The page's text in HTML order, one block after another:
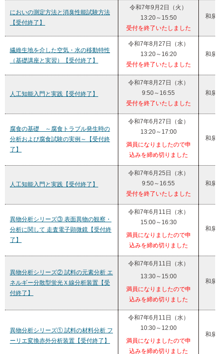
においの測定方法と消臭性能試験方法
【受付終了】
令和7年9月2日（火）
13:20～15:50
受付を終了いたしました
和泉
繊維生地を介した空気・水の移動特性
（基礎講座と実習）【受付終了】
令和7年8月27日（水）
13:20～16:20
受付を終了いたしました
和泉
人工知能入門と実践【受付終了】
令和7年8月27日（水）
9:50～16:55
受付を終了いたしました
和泉
腐食の基礎 ～腐食トラブル発生時の
分析および腐食試験の実例～【受付終
了】
令和7年6月27日（金）
13:20～17:00
満員になりましたので申
込みを締め切りました
和泉
人工知能入門と実践【受付終了】
令和7年6月25日（水）
9:50～16:55
受付を終了いたしました
和泉
異物分析シリーズ③ 表面異物の観察・
分析に関して 走査電子顕微鏡【受付終
了】
令和7年6月11日（水）
15:00～16:30
満員になりましたので申
込みを締め切りました
和泉
異物分析シリーズ② 試料の元素分析 エ
ネルギー分散型蛍光Ｘ線分析装置【受
付終了】
令和7年6月11日（水）
13:30～15:00
満員になりましたので申
込みを締め切りました
和泉
異物分析シリーズ① 試料の材料分析 フ
ーリエ変換赤外分析装置【受付終了】
令和7年6月11日（水）
10:30～12:00
満員になりましたので申
込みを締め切りました
和泉